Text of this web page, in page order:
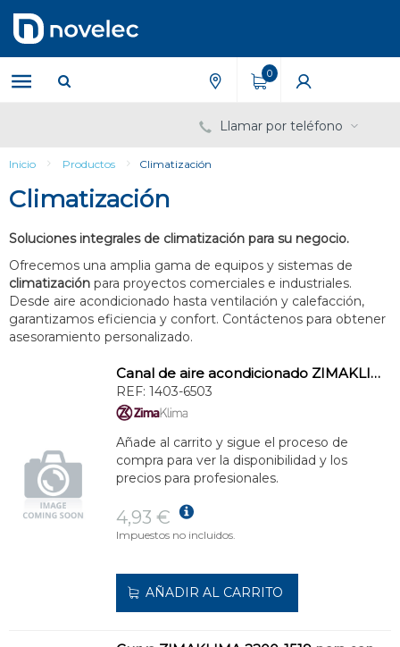
contenido
menú
de
navegación
0
Llamar por teléfono
Inicio Productos Climatización
Climatización
Soluciones integrales de climatización para su negocio.
Ofrecemos una amplia gama de equipos y sistemas de
climatización para proyectos comerciales e industriales.
Desde aire acondicionado hasta ventilación y calefacción,
garantizamos eficiencia y confort. Contáctenos para obtener
asesoramiento personalizado.
Canal de aire acondicionado ZIMAKLIMA 1403-6503 compacta ideal para viviendas
REF: 1403-6503
Añade al carrito y sigue el proceso de
compra para ver la disponibilidad y los
precios para profesionales.
4,93 €
Impuestos no incluidos.
AÑADIR AL CARRITO